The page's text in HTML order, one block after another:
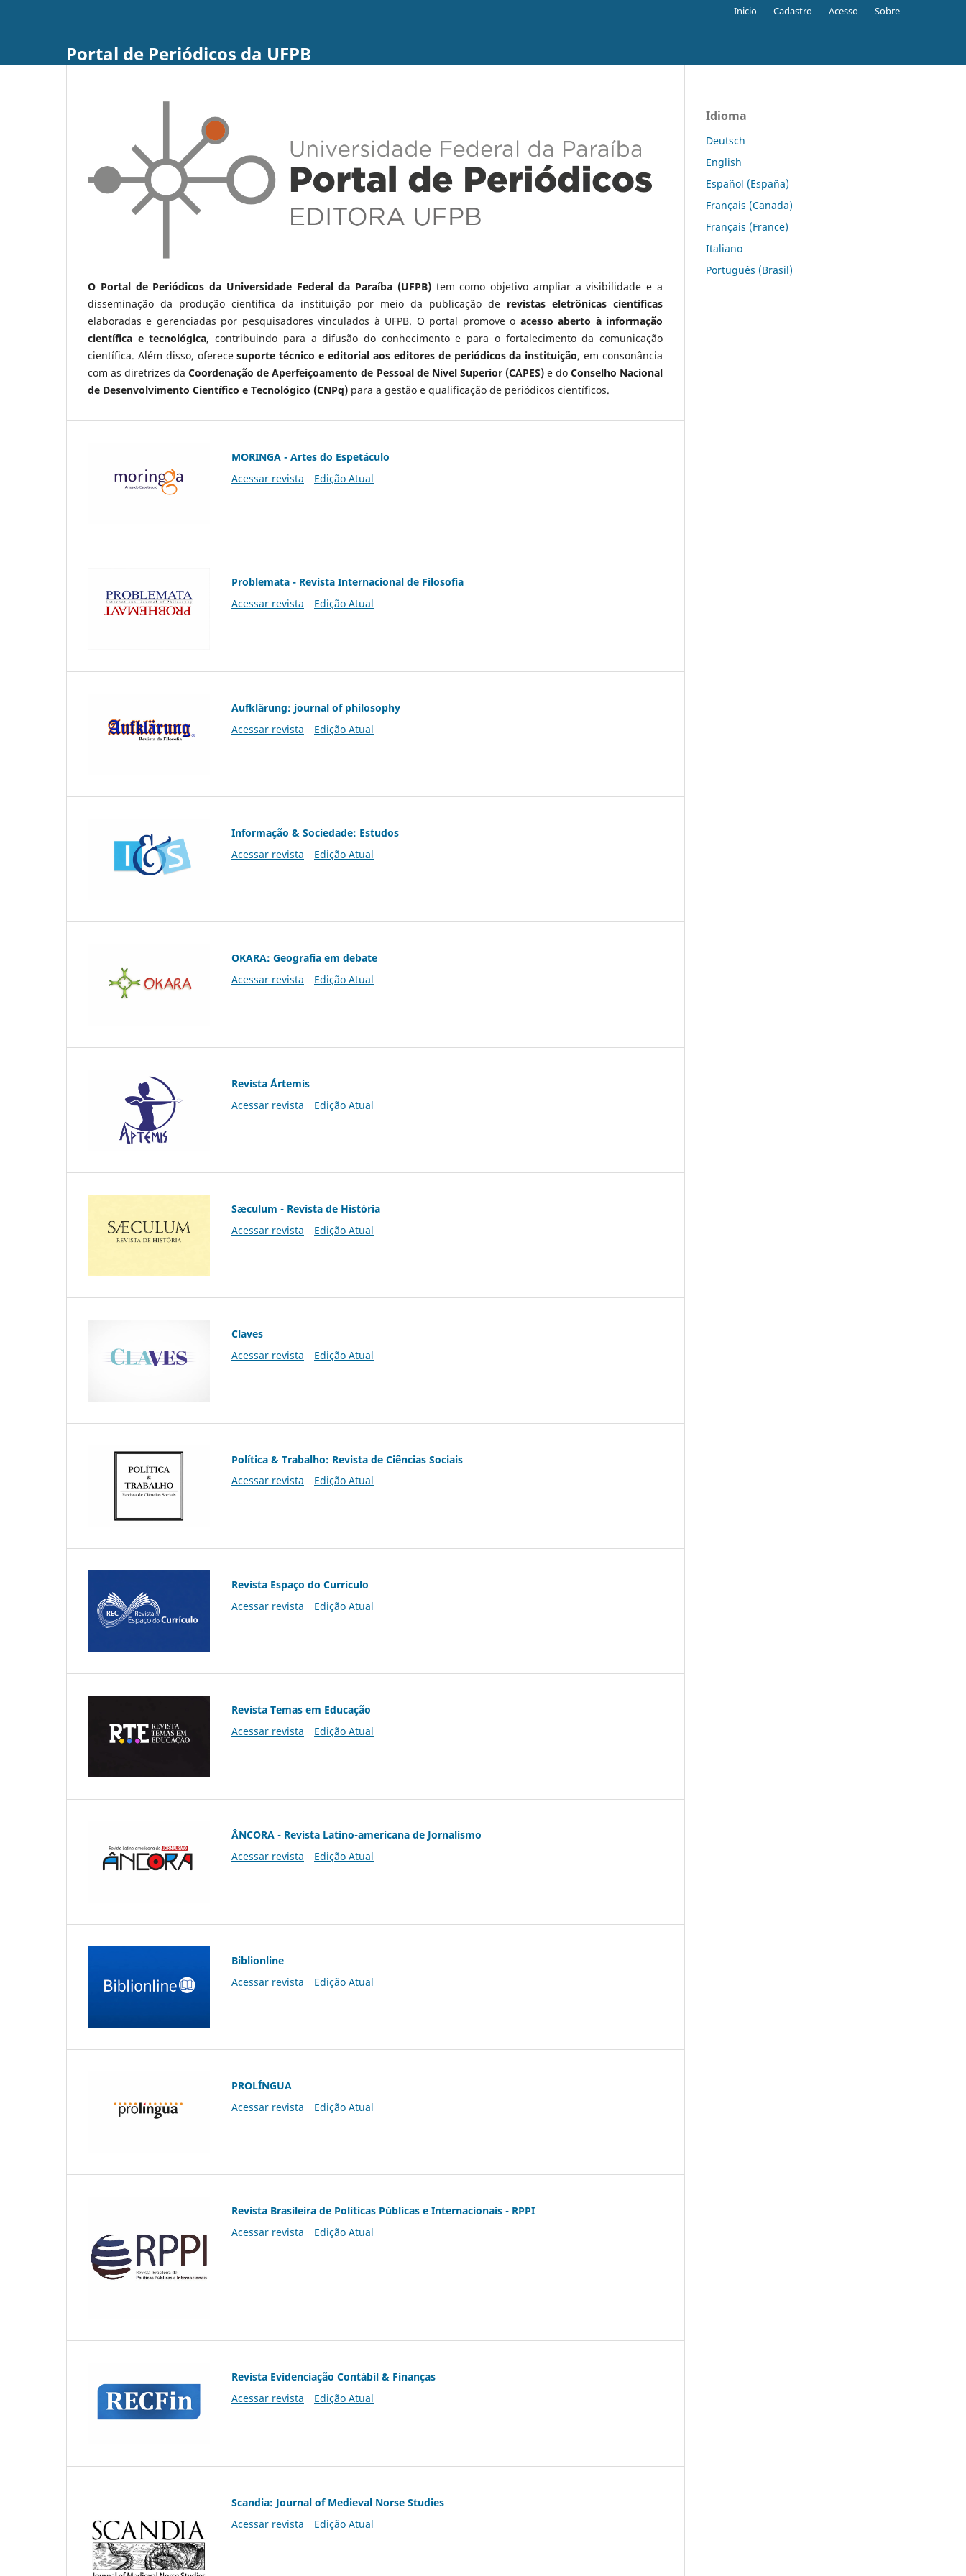
Portal de Periódicos da UFPB
Inicio Cadastro Acesso Sobre
O Portal de Periódicos da Universidade Federal da Paraíba (UFPB)tem como objetivo ampliar a visibilidade e a
disseminação da produção científica da instituição por meio da publicação de revistas eletrônicas científicas
elaboradas e gerenciadas por pesquisadores vinculados à UFPB. O portal promove o acesso aberto à informação
científica e tecnológica, contribuindo para a difusão do conhecimento e para o fortalecimento da comunicação
científica. Além disso, oferecesuporte técnico e editorial aos editores de periódicos da instituição, em consonância
com as diretrizes daCoordenação de Aperfeiçoamento de Pessoal de Nível Superior (CAPES)e do Conselho Nacional
de Desenvolvimento Científico e Tecnológico (CNPq) para a gestão e qualificação de periódicos científicos.
MORINGA - Artes do Espetáculo
Acessar revista
Edição Atual
Problemata - Revista Internacional de Filosofia
Acessar revista
Edição Atual
Aufklärung: journal of philosophy
Acessar revista
Edição Atual
Informação & Sociedade: Estudos
Acessar revista
Edição Atual
OKARA: Geografia em debate
Acessar revista
Edição Atual
Revista Ártemis
Acessar revista
Edição Atual
Sæculum - Revista de História
Acessar revista
Edição Atual
Claves
Acessar revista
Edição Atual
Política & Trabalho: Revista de Ciências Sociais
Acessar revista
Edição Atual
Revista Espaço do Currículo
Acessar revista
Edição Atual
Revista Temas em Educação
Acessar revista
Edição Atual
ÂNCORA - Revista Latino-americana de Jornalismo
Acessar revista
Edição Atual
Biblionline
Acessar revista
Edição Atual
PROLÍNGUA
Acessar revista
Edição Atual
Revista Brasileira de Políticas Públicas e Internacionais - RPPI
Acessar revista
Edição Atual
Revista Evidenciação Contábil & Finanças
Acessar revista
Edição Atual
Scandia: Journal of Medieval Norse Studies
Acessar revista
Edição Atual
Idioma
Deutsch
English
Español (España)
Français (Canada)
Français (France)
Italiano
Português (Brasil)